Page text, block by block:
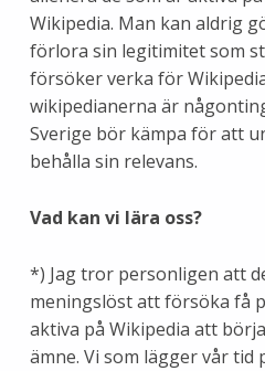
Wikipedia. Man kan aldrig
förlora sin legitimitet som
försöker verka för
wikipedianerna är
Sverige bör kämpa för att
behålla sin relevans.
Vad kan vi lära oss?
*) Jag tror personligen att
meningslöst att försöka få
aktiva på Wikipedia att
ämne. Vi som lägger vår